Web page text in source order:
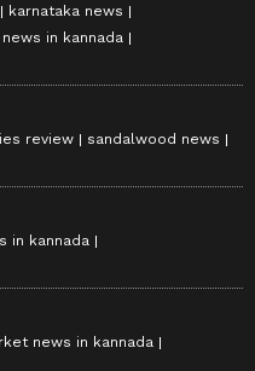
karnataka news
news in kannada
review
sandalwood news
in kannada
news in kannada